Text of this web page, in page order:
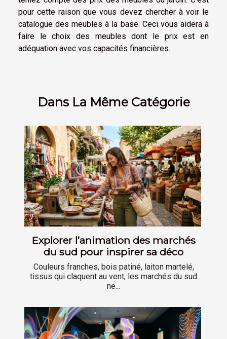
pour cette raison que vous devez chercher à voir le
catalogue des meubles à la base. Ceci vous aidera à
faire le choix des meubles dont le prix est en
adéquation avec vos capacités financières.
Dans La Même Catégorie
Explorer l’animation des marchés
du sud pour inspirer sa déco
Couleurs franches, bois patiné, laiton martelé,
tissus qui claquent au vent, les marchés du sud
ne...